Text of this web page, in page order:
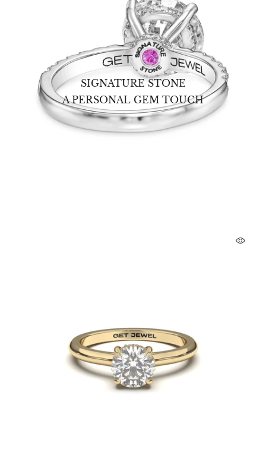
SIGNATURE STONE
A PERSONAL GEM TOUCH